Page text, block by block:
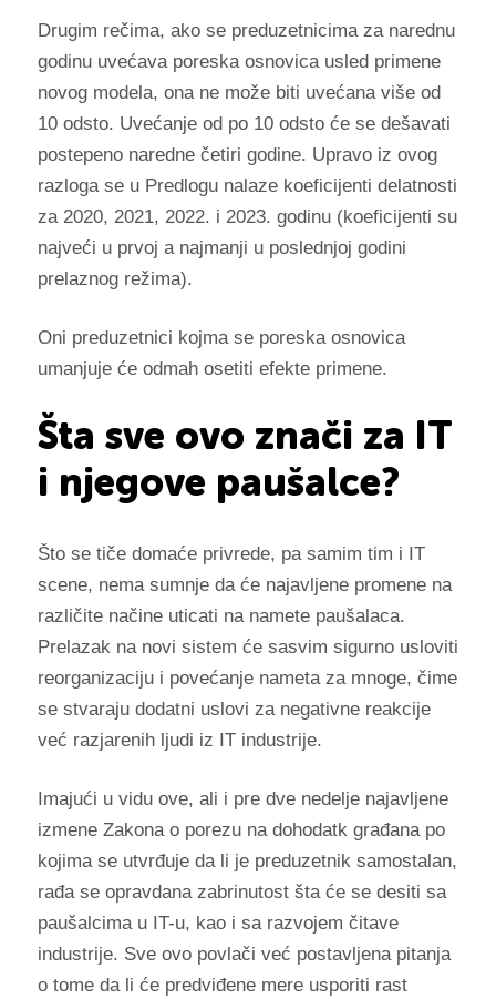
Drugim rečima, ako se preduzetnicima za narednu
godinu uvećava poreska osnovica usled primene
novog modela, ona ne može biti uvećana više od
10 odsto. Uvećanje od po 10 odsto će se dešavati
postepeno naredne četiri godine. Upravo iz ovog
razloga se u Predlogu nalaze koeficijenti delatnosti
za 2020, 2021, 2022. i 2023. godinu (koeficijenti su
najveći u prvoj a najmanji u poslednjoj godini
prelaznog režima).
Oni preduzetnici kojma se poreska osnovica
umanjuje će odmah osetiti efekte primene.
Šta sve ovo znači za IT
i njegove paušalce?
Što se tiče domaće privrede, pa samim tim i IT
scene, nema sumnje da će najavljene promene na
različite načine uticati na namete paušalaca.
Prelazak na novi sistem će sasvim sigurno usloviti
reorganizaciju i povećanje nameta za mnoge, čime
se stvaraju dodatni uslovi za negativne reakcije
već razjarenih ljudi iz IT industrije.
Imajući u vidu ove, ali i pre dve nedelje najavljene
izmene Zakona o porezu na dohodatk građana po
kojima se utvrđuje da li je preduzetnik samostalan,
rađa seopravdana zabrinutost šta će se desiti sa
paušalcima u IT-u, kao i sa razvojem čitave
industrije. Sve ovo povlači već postavljena pitanja
o tome da li će predviđene mere usporiti rast